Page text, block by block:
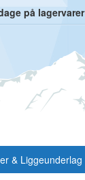
på lagervarer
& Liggeunderlag